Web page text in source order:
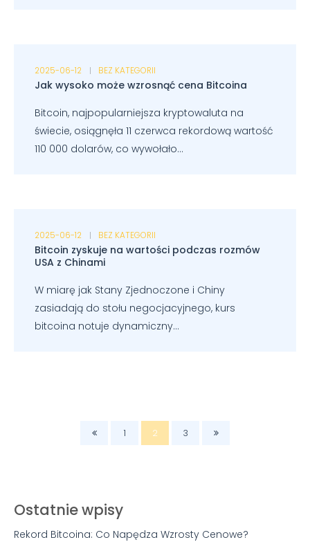
2025-06-12 BEZ KATEGORII
Jak wysoko może wzrosnąć cena Bitcoina
Bitcoin, najpopularniejsza kryptowaluta na
świecie, osiągnęła 11 czerwca rekordową wartość
110 000 dolarów, co wywołało...
2025-06-12 BEZ KATEGORII
Bitcoin zyskuje na wartości podczas rozmów
USA z Chinami
W miarę jak Stany Zjednoczone i Chiny
zasiadają do stołu negocjacyjnego, kurs
bitcoina notuje dynamiczny...
1 2 3
Ostatnie wpisy
Rekord Bitcoina: Co Napędza Wzrosty Cenowe?